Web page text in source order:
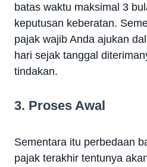
batas waktu maksimal 3
keputusan keberatan.
pajak wajib Anda ajukan
hari sejak tanggal
tindakan.
3. Proses Awal
Sementara itu perbedaan
pajak terakhir tentunya